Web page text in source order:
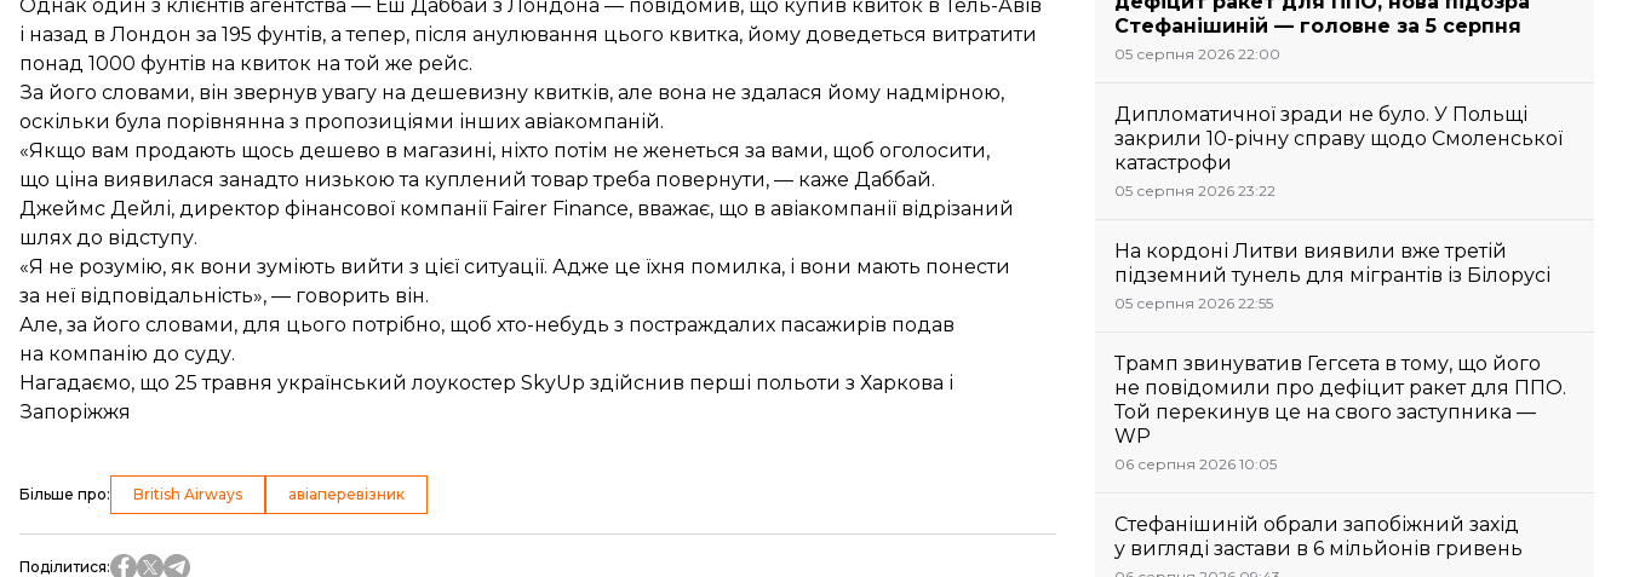
Однак один з клієнтів агентства — Еш Даббай з Лондона — повідомив, що купив квиток в Тель-Авів
і назад в Лондон за 195 фунтів, а тепер, після анулювання цього квитка, йому доведеться витратити
понад 1000 фунтів на квиток на той же рейс.
За його словами, він звернув увагу на дешевизну квитків, але вона не здалася йому надмірною,
оскільки була порівнянна з пропозиціями інших авіакомпаній.
«Якщо вам продають щось дешево в магазині, ніхто потім не женеться за вами, щоб оголосити,
що ціна виявилася занадто низькою та куплений товар треба повернути, — каже Даббай.
Джеймс Дейлі, директор фінансової компанії Fairer Finance, вважає, що в авіакомпанії відрізаний
шлях до відступу.
«Я не розумію, як вони зуміють вийти з цієї ситуації. Адже це їхня помилка, і вони мають понести
за неї відповідальність», — говорить він.
Але, за його словами, для цього потрібно, щоб хто-небудь з постраждалих пасажирів подав
на компанію до суду.
Нагадаємо, що 25 травня український лоукостер SkyUp здійснив перші польоти з Харкова і
Запоріжжя
Більше про: British Airways авіаперевізник
Поділитися:
Стефанішиній — головне за 5 серпня
05 серпня 2026 22:00
Дипломатичної зради не було. У Польщі
закрили 10-річну справу щодо Смоленської
катастрофи
05 серпня 2026 23:22
На кордоні Литви виявили вже третій
підземний тунель для мігрантів із Білорусі
05 серпня 2026 22:55
Трамп звинуватив Гегсета в тому, що його
не повідомили про дефіцит ракет для ППО.
Той перекинув це на свого заступника —
WP
06 серпня 2026 10:05
Стефанішиній обрали запобіжний захід
у вигляді застави в 6 мільйонів гривень